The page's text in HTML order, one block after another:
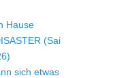
Hause
(Sai
sich etwas